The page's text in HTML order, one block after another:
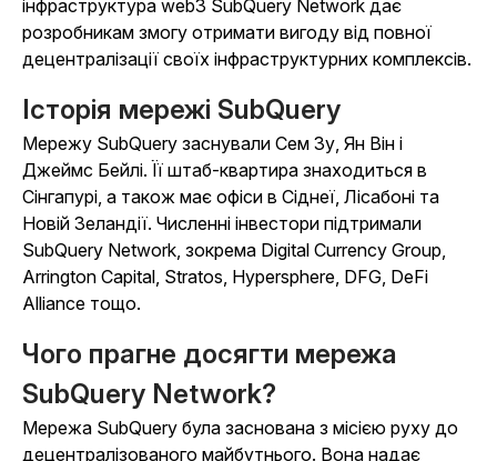
інфраструктура web3 SubQuery Network дає
розробникам змогу отримати вигоду від повної
децентралізації своїх інфраструктурних комплексів.
Історія мережі SubQuery
Мережу SubQuery заснували Сем Зу, Ян Він і
Джеймс Бейлі. Її штаб-квартира знаходиться в
Сінгапурі, а також має офіси в Сіднеї, Лісабоні та
Новій Зеландії. Численні інвестори підтримали
SubQuery Network, зокрема Digital Currency Group,
Arrington Capital, Stratos, Hypersphere, DFG, DeFi
Alliance тощо.
Чого прагне досягти мережа
SubQuery Network?
Мережа SubQuery була заснована з місією руху до
децентралізованого майбутнього. Вона надає